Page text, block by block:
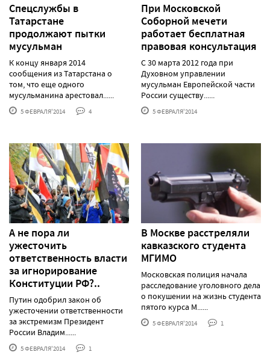
Спецслужбы в
Татарстане
продолжают пытки
мусульман
К концу января 2014
сообщения из Татарстана о
том, что еще одного
мусульманина арестовал......
5 ФЕВРАЛЯ'2014 4
При Московской
Соборной мечети
работает бесплатная
правовая консультация
С 30 марта 2012 года при
Духовном управлении
мусульман Европейской части
России существу......
5 ФЕВРАЛЯ'2014
А не пора ли
ужесточить
ответственность власти
за игнорирование
Конституции РФ?..
Путин одобрил закон об
ужесточении ответственности
за экстремизм Президент
России Владим......
5 ФЕВРАЛЯ'2014 1
В Москве расстреляли
кавказского студента
МГИМО
Московская полиция начала
расследование уголовного дела
о покушении на жизнь студента
пятого курса М......
5 ФЕВРАЛЯ'2014 1